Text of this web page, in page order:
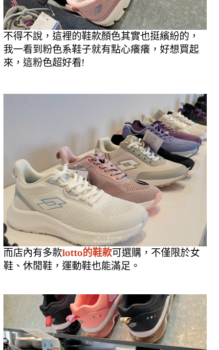
不得不說，這裡的鞋款顏色其實也挺繽紛的，
我一看到粉色系鞋子就有點心癢癢，好想買起
來，這粉色超好看!
而店內有多款lotto的鞋款可選購，不僅限於女
鞋、休閒鞋，運動鞋也能滿足。